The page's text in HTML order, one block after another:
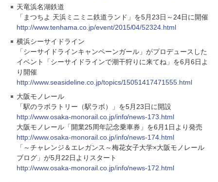
天竜浜名湖鉄道
「まつちよ 天浜ミニミニ鉄道ランド」を5月23日～24日に開催
http://www.tenhama.co.jp/event/2015/04/52324.html
横浜シーサイドライン
「シーサイドラインキャンペーンガール」がプロデュースした
イベント「シーサイドラインで潮干狩りに来てね」を6月6日よ
り開催
http://www.seasideline.co.jp/topics/15051417471555.html
大阪モノレール
「駅のラボラトリー（駅ラボ）」を5月23日に開設
http://www.osaka-monorail.co.jp/info/news-173.html
大阪モノレール「開業25周年記念乗車券」を6月1日より発売
http://www.osaka-monorail.co.jp/info/news-174.html
「～チャレンジ＆エレガンス～梅花女子大学×大阪モノレール
ブログ」が5月22日よりスタート
http://www.osaka-monorail.co.jp/info/news-172.html